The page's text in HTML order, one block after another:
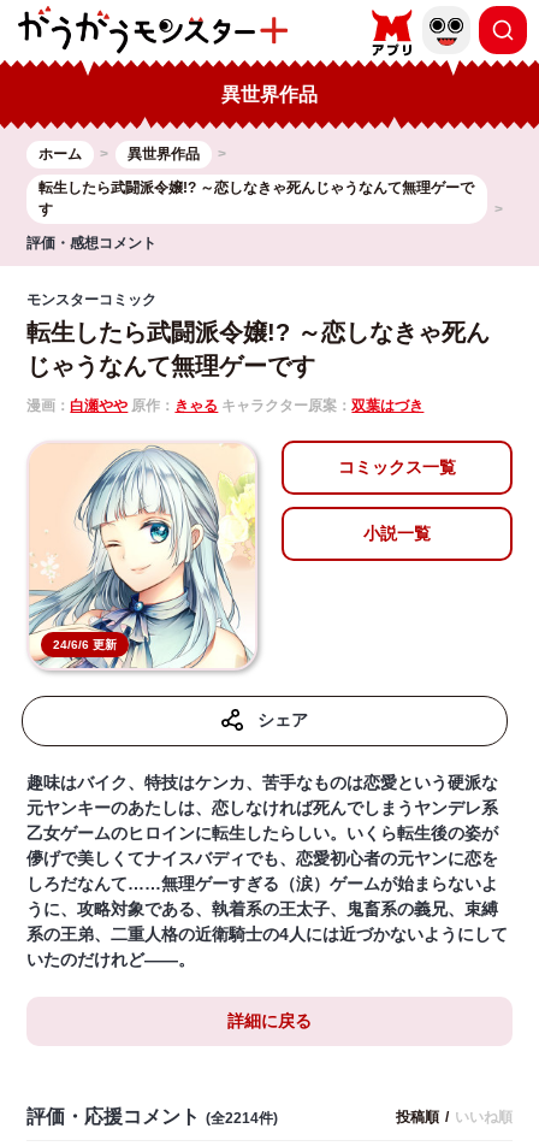
異世界作品
ホーム
異世界作品
転生したら武闘派令嬢!? ～恋しなきゃ死んじゃうなんて無理ゲーで
す
評価・感想コメント
モンスターコミック
転生したら武闘派令嬢!? ～恋しなきゃ死ん
じゃうなんて無理ゲーです
漫画：白瀬やや 原作： きゃる キャラクター原案：双葉はづき
24/6/6 更新
コミックス一覧
小説一覧
シェア
趣味はバイク、特技はケンカ、苦手なものは恋愛という硬派な
元ヤンキーのあたしは、恋しなければ死んでしまうヤンデレ系
乙女ゲームのヒロインに転生したらしい。いくら転生後の姿が
儚げで美しくてナイスバディでも、恋愛初心者の元ヤンに恋を
しろだなんて……無理ゲーすぎる（涙）ゲームが始まらないよ
うに、攻略対象である、執着系の王太子、鬼畜系の義兄、束縛
系の王弟、二重人格の近衛騎士の4人には近づかないようにして
いたのだけれど――。
詳細に戻る
評価・応援コメント (全2214件) 投稿順 / いいね順